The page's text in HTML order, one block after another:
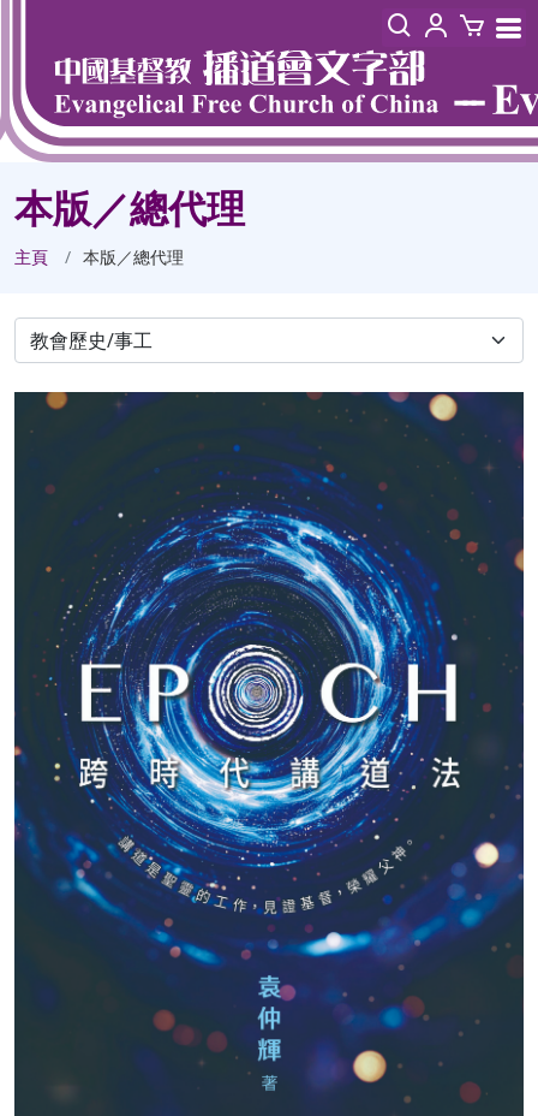
本版／總代理
主頁 本版／總代理